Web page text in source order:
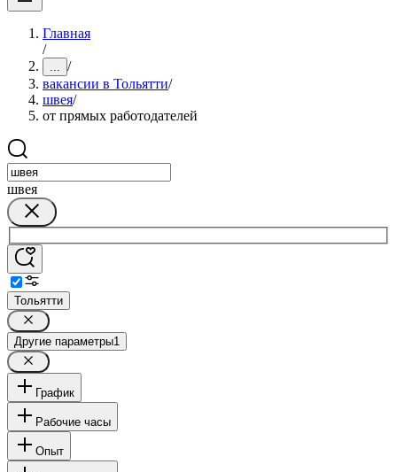
Главная
/
... /
вакансии в Тольятти/
швея/
от прямых работодателей
швея
Тольятти
Другие параметры1
График
Рабочие часы
Опыт